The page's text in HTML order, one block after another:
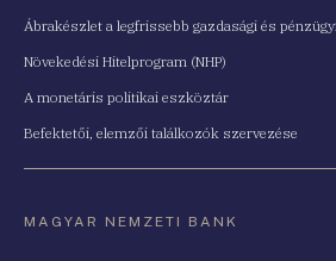
Ábrakészlet a legfrissebb gazdasági és
Növekedési Hitelprogram (NHP)
A monetáris politikai eszköztár
Befektetői, elemzői találkozók szervezése
MAGYAR NEMZETI BANK